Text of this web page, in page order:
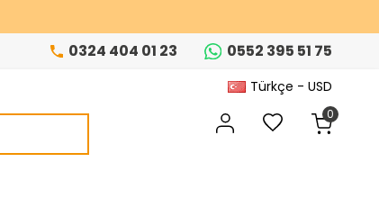
0324 404 01 23 0552 395 51 75
Türkçe - USD
0